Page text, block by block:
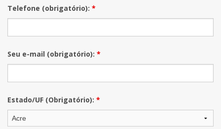
Telefone (obrigatório): *
Seu e-mail (obrigatório): *
Estado/UF (Obrigatório): *